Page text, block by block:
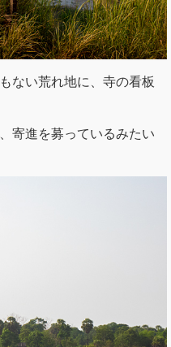
ない荒れ地に、寺の看板
寄進を募っているみたい